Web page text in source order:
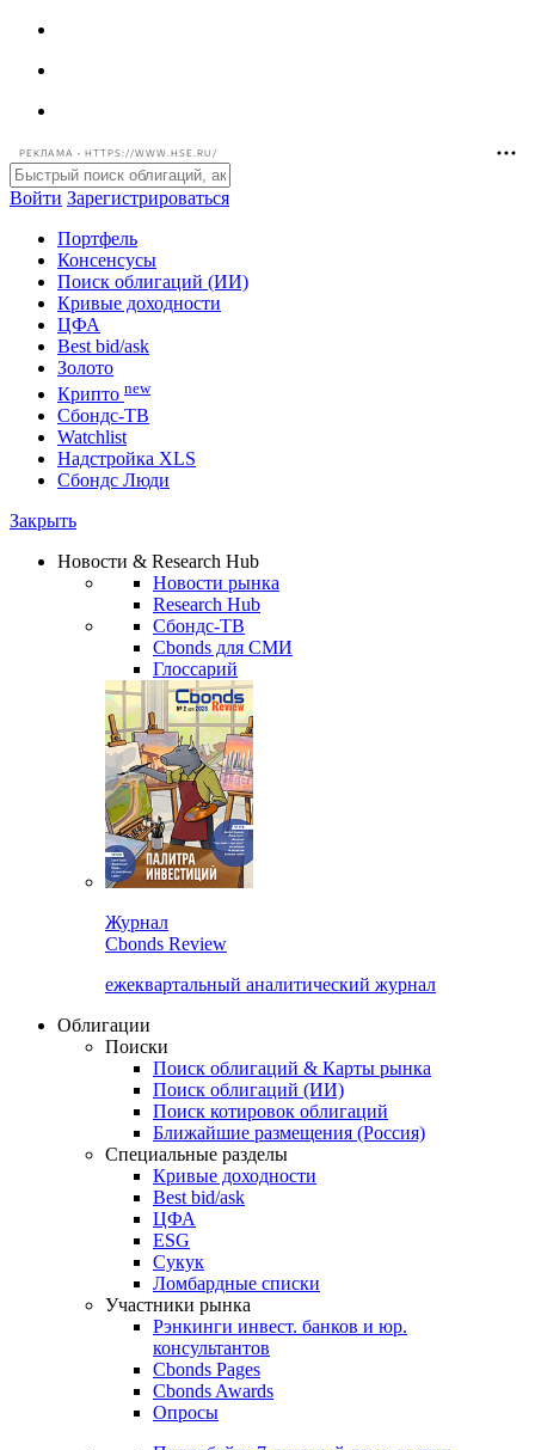
РЕКЛАМА • HTTPS://WWW.HSE.RU/
Войти Зарегистрироваться
Портфель
Консенсусы
Поиск облигаций (ИИ)
Кривые доходности
ЦФА
Best bid/ask
Золото
Крипто new
Watchlist
Сбондс Люди
Новости & Research Hub
Новости рынка
Research Hub
Сбондс-ТВ
Cbonds для СМИ
Глоссарий
Cbonds Review
ежеквартальный аналитический журнал
Облигации
Поиски
Поиск облигаций & Карты рынка
Поиск облигаций (ИИ)
Поиск котировок облигаций
Ближайшие размещения (Россия)
Специальные разделы
Кривые доходности
Best bid/ask
ЦФА
ESG
Сукук
Ломбардные списки
Участники рынка
Рэнкинги инвест. банков и юр.